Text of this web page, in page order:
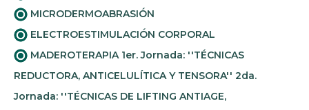
MICRODERMOABRASIÓN
ELECTROESTIMULACIÓN CORPORAL
MADEROTERAPIA 1er. Jornada: ''TÉCNICAS
REDUCTORA, ANTICELULÍTICA Y TENSORA'' 2da.
Jornada: ''TÉCNICAS DE LIFTING ANTIAGE,